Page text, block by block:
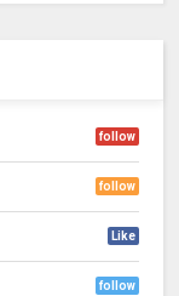
follow
follow
Like
follow